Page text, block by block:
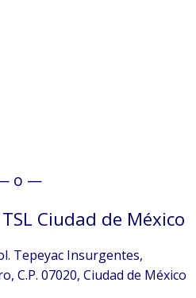
o —
Ciudad de México
Tepeyac Insurgentes,
C.P. 07020, Ciudad de México